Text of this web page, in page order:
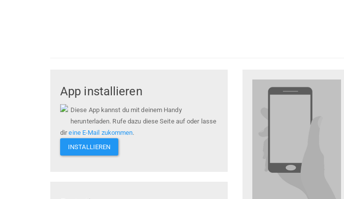
App installieren
Diese App kannst du mit deinem Handy
herunterladen. Rufe dazu diese Seite auf oder lasse
direine E-Mail zukommen.
INSTALLIEREN